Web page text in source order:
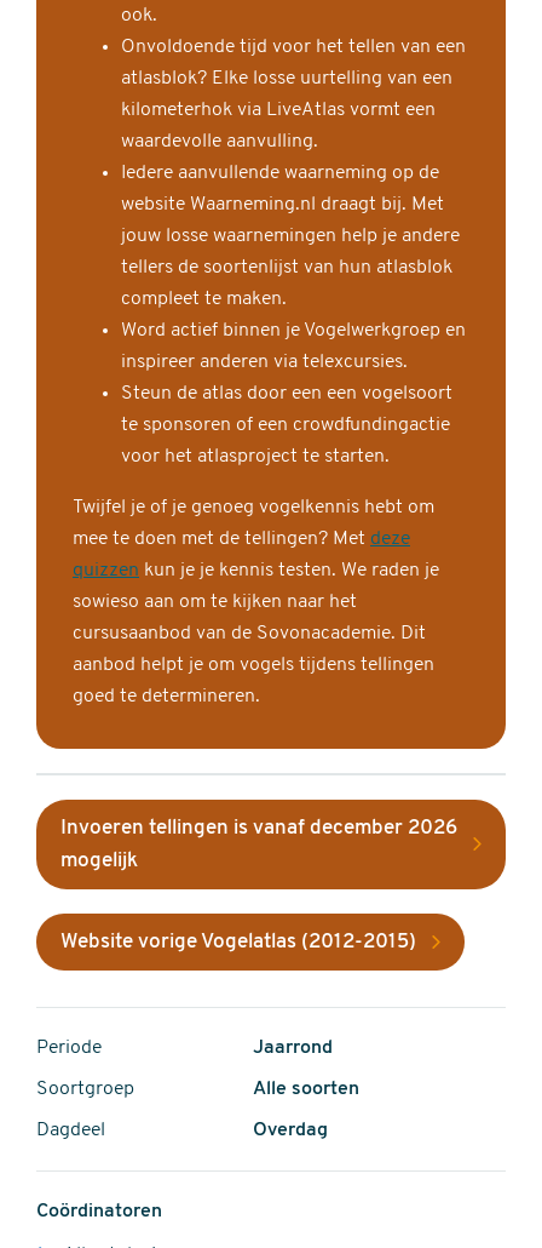
ook.
Onvoldoende tijd voor het tellen van een
atlasblok? Elke losse uurtelling van een
kilometerhok via LiveAtlas vormt een
waardevolle aanvulling.
Iedere aanvullende waarneming op de
website Waarneming.nl draagt bij. Met
jouw losse waarnemingen help je andere
tellers de soortenlijst van hun atlasblok
compleet te maken.
Word actief binnen je Vogelwerkgroep en
inspireer anderen via telexcursies.
Steun de atlas door een een vogelsoort
te sponsoren of een crowdfundingactie
voor het atlasproject te starten.
Twijfel je of je genoeg vogelkennis hebt om
mee te doen met de tellingen? Met deze
quizzen kun je je kennis testen. We raden je
sowieso aan om te kijken naar het
cursusaanbod van de Sovonacademie. Dit
aanbod helpt je om vogels tijdens tellingen
goed te determineren.
Invoeren tellingen is vanaf december 2026
mogelijk
Website vorige Vogelatlas (2012-2015)
Periode Jaarrond
Soortgroep Alle soorten
Dagdeel Overdag
Coördinatoren